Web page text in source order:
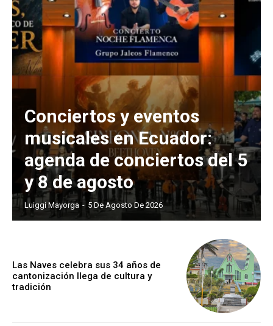
Conciertos y eventos
musicales en Ecuador:
agenda de conciertos del 5
y 8 de agosto
Luiggi Mayorga - 5 De Agosto De 2026
Las Naves celebra sus 34 años de
cantonización llega de cultura y
tradición